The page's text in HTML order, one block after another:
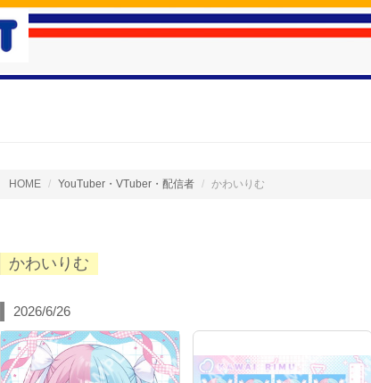
HOME YouTuber・VTuber・配信者 かわいりむ
かわいりむ
2026/6/26